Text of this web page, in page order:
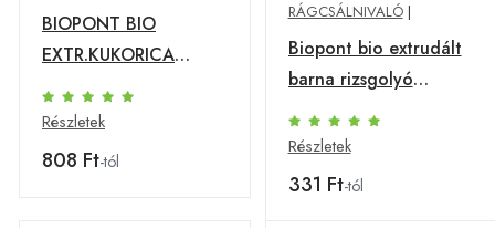
BIOPONT BIO
EXTR.KUKORICA
F.CSOKI-EPER
Részletek
808 Ft-tól
RÁGCSÁLNIVALÓ|
Biopont bio extrudált
barna rizsgolyó
enyhén sós 100 g
Részletek
331 Ft-tól